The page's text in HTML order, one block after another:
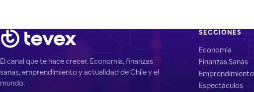
El canal que te hace crecer. Economía, finanzas
sanas, emprendimiento y actualidad de Chile y el
mundo.
SECCIONES
Economía
Finanzas Sanas
Emprendimiento
Espectáculos